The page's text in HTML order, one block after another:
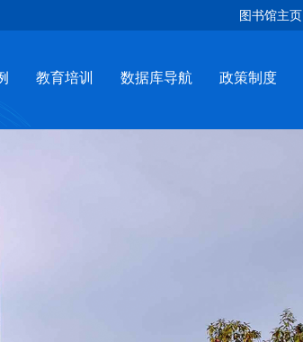
图书馆主页
教育培训 数据库导航 政策制度